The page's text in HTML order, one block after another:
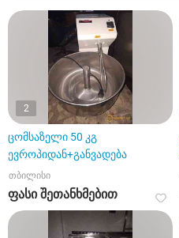
2
ცომსაზელი 50 კგ
ევროპიდან+განვადება
თბილისი
ფასი შეთანხმებით